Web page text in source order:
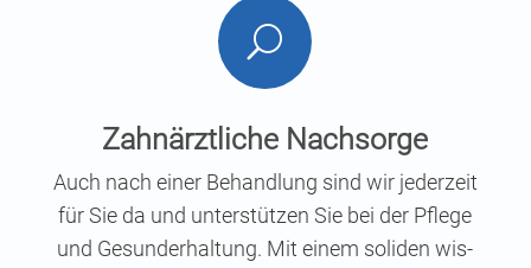
U
Zahn­ärzt­li­che Nachsorge
Auch nach einer Behand­lung sind wir jeder­zeit
für Sie da und unter­stüt­zen Sie bei der Pfle­ge
und Gesund­erhal­tung. Mit einem soli­den wis­